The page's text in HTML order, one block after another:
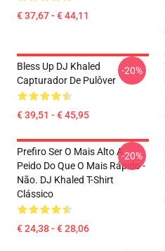
€ 37,67 - € 44,11
Bless Up DJ Khaled
Capturador De Pulôver
€ 39,51 - € 45,95
-20%
Prefiro Ser O Mais Alto A
Peido Do Que O Mais Rápido -
Não. DJ Khaled T-Shirt
Clássico
€ 24,38 - € 28,06
-20%